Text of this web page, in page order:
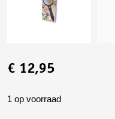
€ 12,95
1 op voorraad